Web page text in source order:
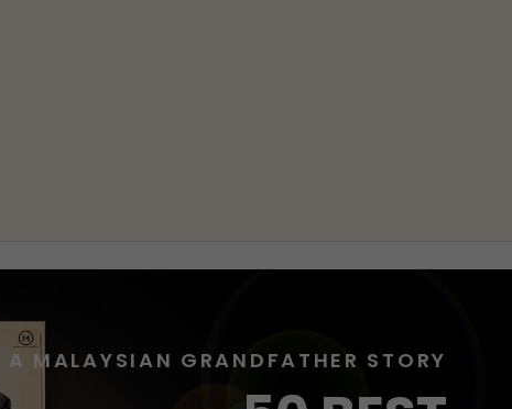
A MALAYSIAN GRANDFATHER STORY